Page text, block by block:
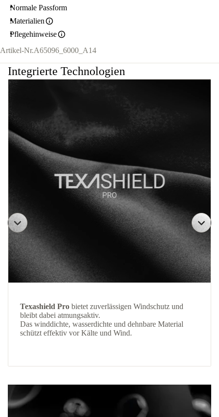
Normale Passform
Materialien
Pflegehinweise
Artikel-Nr.A65096_6000_A14
Integrierte Technologien
Texashield Pro bietet zuverlässigen Windschutz und
bleibt dabei atmungsaktiv.
Das winddichte, wasserdichte und dehnbare Material
schützt effektiv vor Kälte und Wind.